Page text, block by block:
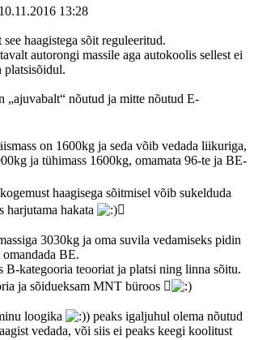
10.11.2016 13:28
haagistega sõit reguleeritud.
autorongi massile aga autokoolis sellest ei
platsisõidul.
„ajuvabalt“ nõutud ja mitte nõutud E-
on 1600kg ja seda võib vedada liikuriga,
ja tühimass 1600kg, omamata 96-te ja BE-
haagisega sõitmisel võib sukelduda
harjutama hakata

3030kg ja oma suvila vedamiseks pidin
BE.
B-kategooria teooriat ja platsi ning linna sõitu.
ja sõidueksam MNT büroos 
loogika
) peaks igaljuhul olema nõutud
vedada, või siis ei peaks keegi koolitust